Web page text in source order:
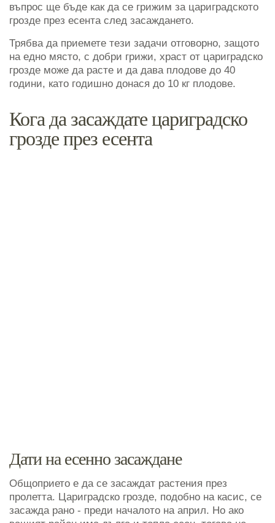
въпрос ще бъде как да се грижим за цариградското
грозде през есента след засаждането.
Трябва да приемете тези задачи отговорно, защото
на едно място, с добри грижи, храст от цариградско
грозде може да расте и да дава плодове до 40
години, като годишно донася до 10 кг плодове.
Кога да засаждате цариградско
грозде през есента
Дати на есенно засаждане
Общоприето е да се засаждат растения през
пролетта. Цариградско грозде, подобно на касис, се
засажда рано - преди началото на април. Но ако